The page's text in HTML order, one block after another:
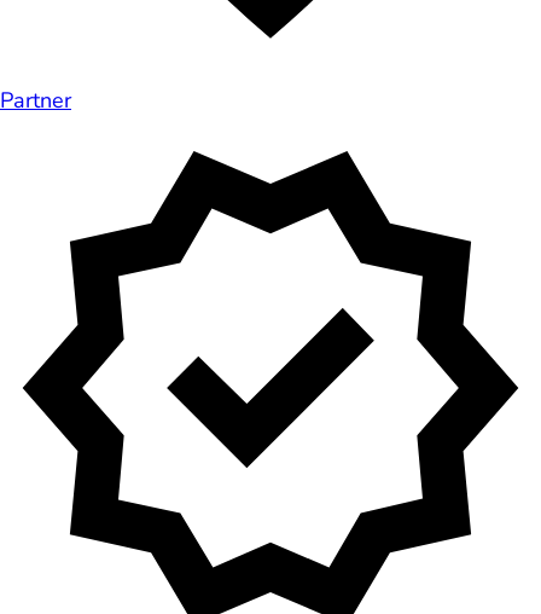
Partner